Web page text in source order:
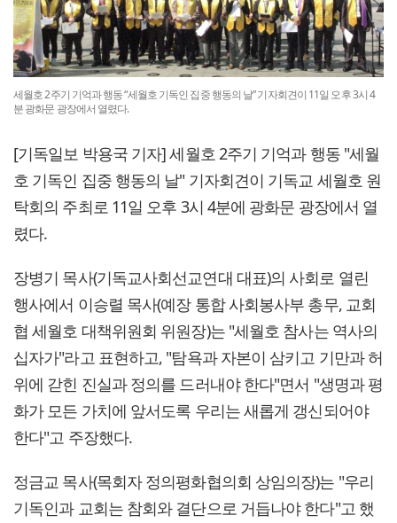
세월호 2주기 기억과 행동 “세월호 기독인 집중 행동의 날” 기자회견이 11일 오후 3시 4
분 광화문 광장에서 열렸다.
[기독일보 박용국 기자] 세월호 2주기 기억과 행동 "세월
호 기독인 집중 행동의 날" 기자회견이 기독교 세월호 원
탁회의 주최로 11일 오후 3시 4분에 광화문 광장에서 열
렸다.
장병기 목사(기독교사회선교연대 대표)의 사회로 열린
행사에서 이승렬 목사(예장 통합 사회봉사부 총무, 교회
협 세월호 대책위원회 위원장)는 "세월호 참사는 역사의
십자가"라고 표현하고, "탐욕과 자본이 삼키고 기만과 허
위에 갇힌 진실과 정의를 드러내야 한다"면서 "생명과 평
화가 모든 가치에 앞서도록 우리는 새롭게 갱신되어야
한다"고 주장했다.
정금교 목사(목회자 정의평화협의회 상임의장)는 "우리
기독인과 교회는 참회와 결단으로 거듭나야 한다"고 했